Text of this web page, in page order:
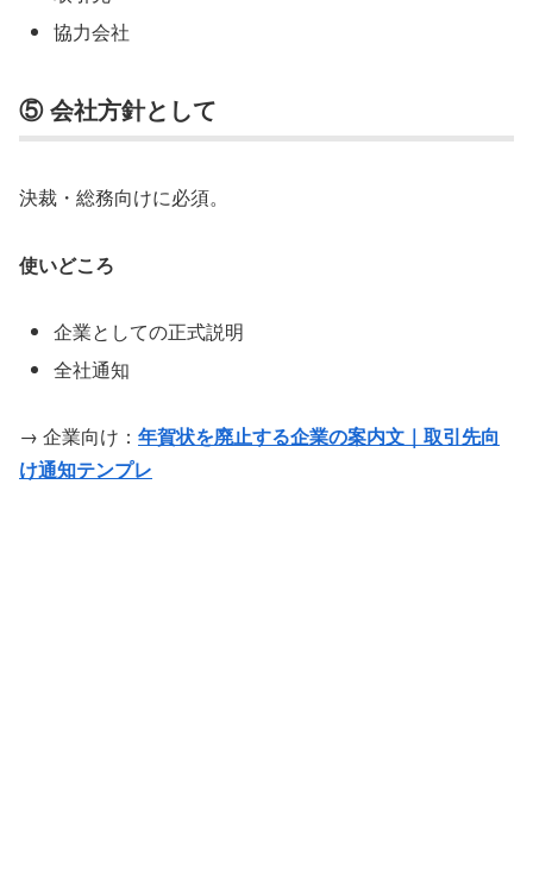
協力会社
⑤ 会社方針として
決裁・総務向けに必須。
使いどころ
企業としての正式説明
全社通知
→ 企業向け： 年賀状を廃止する企業の案内文｜取引先向
け通知テンプレ